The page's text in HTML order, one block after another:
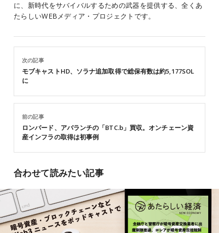
に、新時代をサバイバルするための武器を提供する、全くあ
たらしいWEBメディア・プロジェクトです。
前の記事
ロンバード、アバランチの「BTC.b」買収。オンチェーン資
産インフラの取得は初事例
次の記事
モブキャストHD、ソラナ追加取得で総保有数は約5,177SOL
に
合わせて読みたい記事